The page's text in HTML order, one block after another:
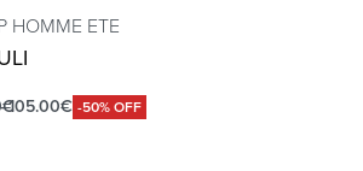
HOMME ETE
€105.00€ -50% OFF